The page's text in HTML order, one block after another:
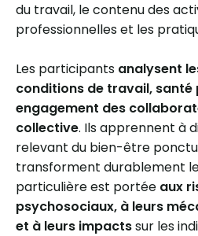
du travail, le contenu des
professionnelles et les
Les participants analysent
conditions de travail, santé
engagement des
collective. Ils apprennent à
relevant du bien-être
transforment durablement
particulière est portée aux
psychosociaux, à leurs
et à leurs impactssur les